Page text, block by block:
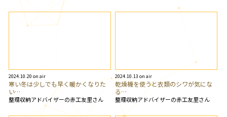
2024.10.20 on air
寒い冬は少しでも早く暖かくなりた
い…
整理収納アドバイザーの赤工友里さん
2024.10.13 on air
乾燥機を使うと衣類のシワが気にな
る…
整理収納アドバイザーの赤工友里さん